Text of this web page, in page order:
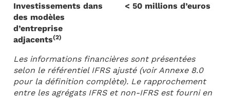
Investissements dans
des modèles
d’entreprise
adjacents(2)
< 50 millions d’euros
Les informations financières sont présentées
selon le référentiel IFRS ajusté (voir Annexe 8.0
pour la définition complète). Le rapprochement
entre les agrégats IFRS et non-IFRS est fourni en